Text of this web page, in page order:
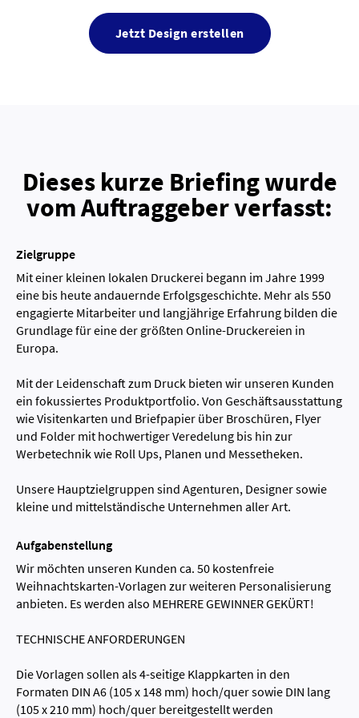
Jetzt Design erstellen
Dieses kurze Briefing wurde
vom Auftraggeber verfasst:
Zielgruppe
Mit einer kleinen lokalen Druckerei begann im Jahre 1999
eine bis heute andauernde Erfolgsgeschichte. Mehr als 550
engagierte Mitarbeiter und langjährige Erfahrung bilden die
Grundlage für eine der größten Online-Druckereien in
Europa.
Mit der Leidenschaft zum Druck bieten wir unseren Kunden
ein fokussiertes Produktportfolio. Von Geschäftsausstattung
wie Visitenkarten und Briefpapier über Broschüren, Flyer
und Folder mit hochwertiger Veredelung bis hin zur
Werbetechnik wie Roll Ups, Planen und Messetheken.
Unsere Hauptzielgruppen sind Agenturen, Designer sowie
kleine und mittelständische Unternehmen aller Art.
Aufgabenstellung
Wir möchten unseren Kunden ca. 50 kostenfreie
Weihnachtskarten-Vorlagen zur weiteren Personalisierung
anbieten. Es werden also MEHRERE GEWINNER GEKÜRT!
TECHNISCHE ANFORDERUNGEN
Die Vorlagen sollen als 4-seitige Klappkarten in den
Formaten DIN A6 (105 x 148 mm) hoch/quer sowie DIN lang
(105 x 210 mm) hoch/quer bereitgestellt werden